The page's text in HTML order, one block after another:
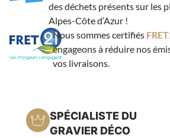
des déchets présents sur les
Alpes-Côte d’Azur !
Nous sommes certifiés
engageons à réduire nos
vos livraisons.
SPÉCIALISTE DU
GRAVIER DÉCO